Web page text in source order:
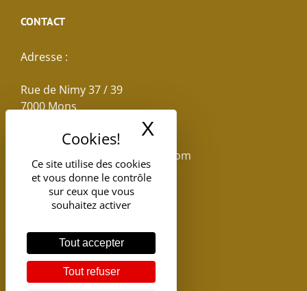
Ce site utilise des cookies
et vous donne le contrôle
sur ceux que vous
souhaitez activer
Tout accepter
Tout refuser
X
CONTACT
Adresse :
Rue de Nimy 37 / 39
7000 Mons
reservations.losseau@gmail.com
Tel: +32(0)65.398.880